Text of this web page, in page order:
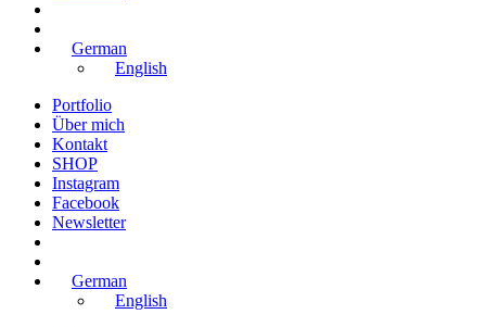
German
English
Portfolio
Über mich
Kontakt
SHOP
Instagram
Facebook
Newsletter
German
English